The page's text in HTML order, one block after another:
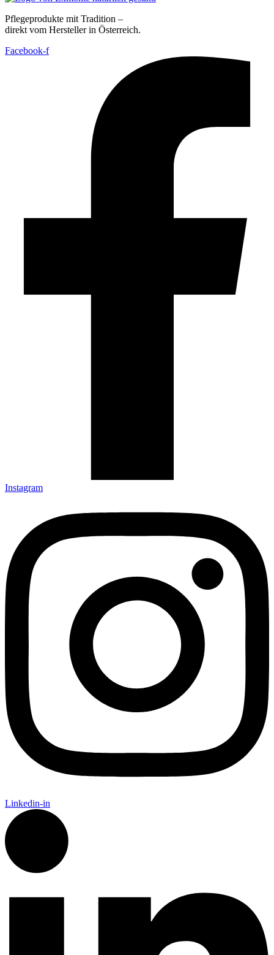
Pflegeprodukte mit Tradition –
direkt vom Hersteller in Österreich.
Facebook-f
Instagram
Linkedin-in